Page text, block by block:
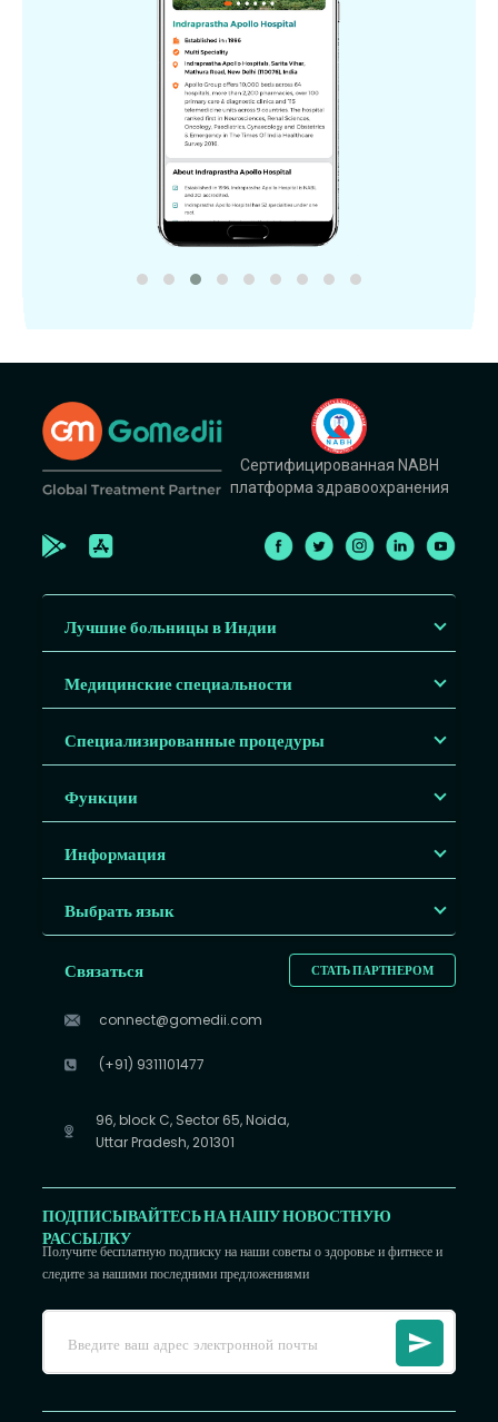
Сертифицированная NABH
платформа здравоохранения
Лучшие больницы в Индии
Медицинские специальности
Специализированные процедуры
Функции
Информация
Выбрать язык
СТАТЬ ПАРТНЕРОМ
Связаться
connect@gomedii.com
(+91) 9311101477
96, block C, Sector 65, Noida,
Uttar Pradesh, 201301
ПОДПИСЫВАЙТЕСЬ НА НАШУ НОВОСТНУЮ
РАССЫЛКУ
Получите бесплатную подписку на наши советы о здоровье и фитнесе и
следите за нашими последними предложениями